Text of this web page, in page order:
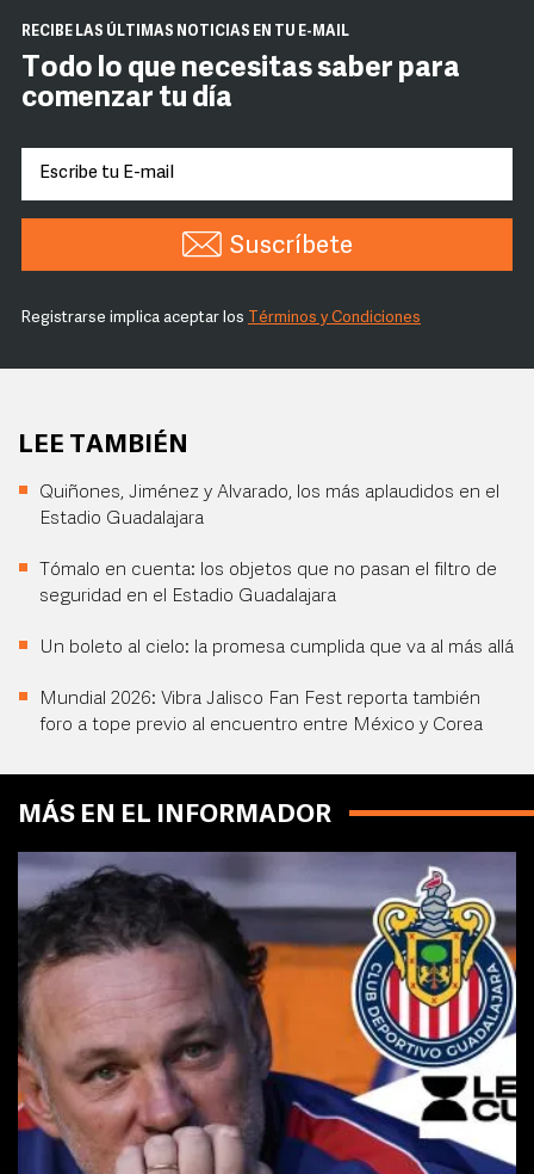
RECIBE LAS ÚLTIMAS NOTICIAS EN TU E-MAIL
Todo lo que necesitas saber para
comenzar tu día
Suscríbete
Registrarse implica aceptar los Términos y Condiciones
LEE TAMBIÉN
Quiñones, Jiménez y Alvarado, los más aplaudidos en el
Estadio Guadalajara
Tómalo en cuenta: los objetos que no pasan el filtro de
seguridad en el Estadio Guadalajara
Un boleto al cielo: la promesa cumplida que va al más allá
Mundial 2026: Vibra Jalisco Fan Fest reporta también
foro a tope previo al encuentro entre México y Corea
MÁS EN EL INFORMADOR